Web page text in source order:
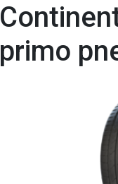
primo